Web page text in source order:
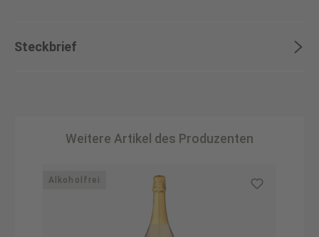
Steckbrief
Weitere Artikel des Produzenten
Alkoholfrei